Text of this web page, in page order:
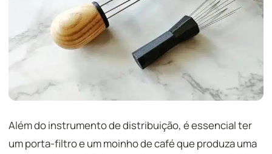
Além do instrumento de distribuição, é essencial ter
um porta-filtro e um moinho de café que produza uma